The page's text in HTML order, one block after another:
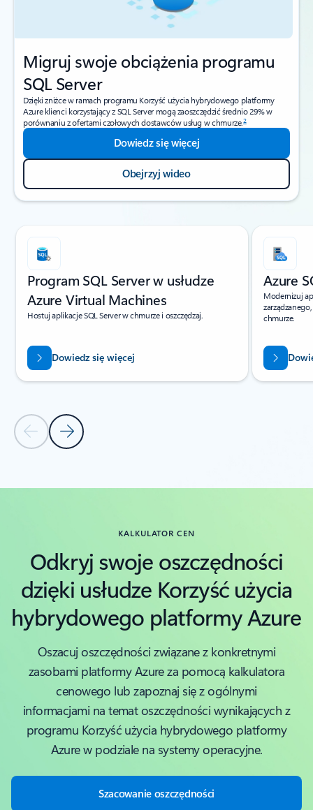
Migruj swoje obciążenia programu
SQL Server
Dzięki zniżce w ramach programu Korzyść użycia hybrydowego platformy
Azure klienci korzystający z SQL Server mogą zaoszczędzić średnio 29% w
porównaniu z ofertami czołowych dostawców usług w chmurze.2
Dowiedz się więcej
Obejrzyj wideo
Pokazywanie slajdu 1 z 4
Poprzedni slajdNastępny slajd
Program SQL Server w usłudze
Azure Virtual Machines
Hostuj aplikacje SQL Server w chmurze i oszczędzaj.
Dowiedz się więcej
Azure
Modernizuj
chmurze.
Powrót do kontrolek nawigacji karuzeli
KALKULATOR CEN
Odkryj swoje oszczędności
dzięki usłudze Korzyść użycia
hybrydowego platformy Azure
Oszacuj oszczędności związane z konkretnymi
zasobami platformy Azure za pomocą kalkulatora
cenowego lub zapoznaj się z ogólnymi
informacjami na temat oszczędności wynikających z
programu Korzyść użycia hybrydowego platformy
Azure w podziale na systemy operacyjne.
Szacowanie oszczędności